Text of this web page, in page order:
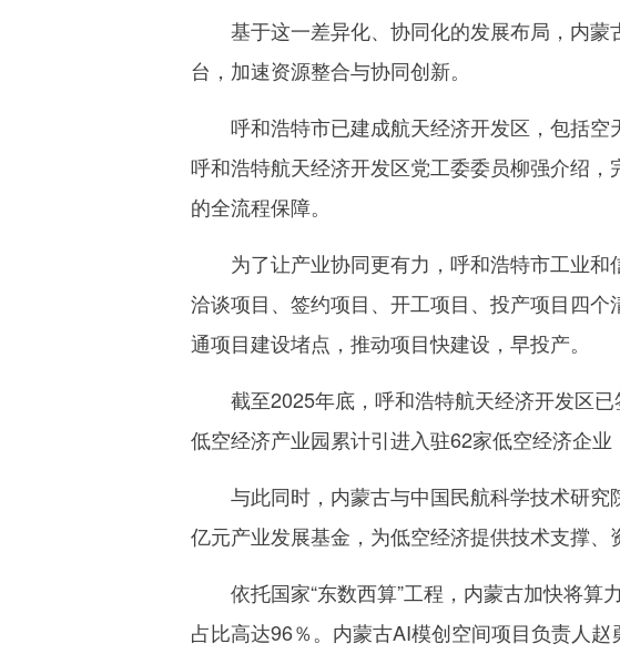
基于这一差异化、协同化的发展布局，内蒙
台，加速资源整合与协同创新。
呼和浩特市已建成航天经济开发区，包括空
呼和浩特航天经济开发区党工委委员柳强介绍
的全流程保障。
为了让产业协同更有力，呼和浩特市工业和
洽谈项目、签约项目、开工项目、投产项目四
通项目建设堵点，推动项目快建设，早投产。
截至2025年底，呼和浩特航天经济开发区已
低空经济产业园累计引进入驻62家低空经济企业
与此同时，内蒙古与中国民航科学技术研究
亿元产业发展基金，为低空经济提供技术支撑、
依托国家“东数西算”工程，内蒙古加快将算
占比高达96％。内蒙古AI模创空间项目负责人